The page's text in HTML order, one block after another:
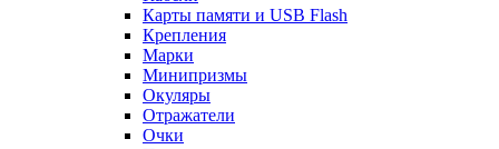
Карты памяти и USB Flash
Крепления
Марки
Минипризмы
Окуляры
Отражатели
Очки